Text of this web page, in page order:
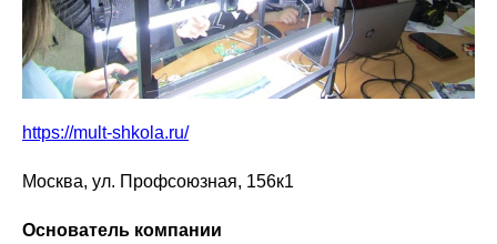
https://mult-shkola.ru/
Москва, ул. Профсоюзная, 156к1
Основатель компании